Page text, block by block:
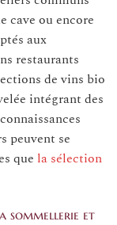
cave ou encore
aux
restaurants
de vins bio
intégrant des
peuvent se
que la sélection
sommellerie et